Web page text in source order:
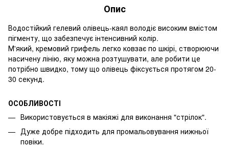
Опис
Водостійкий гелевий олівець-каял володіє високим вмістом
пігменту, що забезпечує інтенсивний колір.
М'який, кремовий грифель легко ковзає по шкірі, створюючи
насичену лінію, яку можна розтушувати, але робити це
потрібно швидко, тому що олівець фіксується протягом 20-
30 секунд.
ОСОБЛИВОСТІ
Використовується в макіяжі для виконання "стрілок".
Дуже добре підходить для промальовування нижньої
повіки.